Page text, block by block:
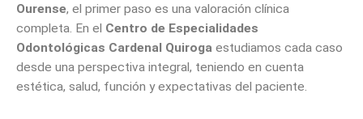
Ourense, el primer paso es una valoración clínica
completa. En el Centro de Especialidades
Odontológicas Cardenal Quiroga estudiamos cada caso
desde una perspectiva integral, teniendo en cuenta
estética, salud, función y expectativas del paciente.